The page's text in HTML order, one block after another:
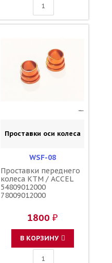
Проставки оси колеса
WSF-08
Проставки переднего
колеса KTM / ACCEL
54809012000
78009012000
1800 ₽
В КОРЗИНУ